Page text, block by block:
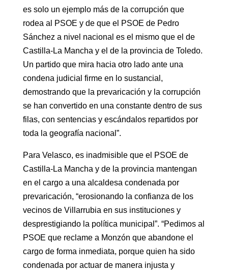
es solo un ejemplo más de la corrupción que
rodea al PSOE y de que el PSOE de Pedro
Sánchez a nivel nacional es el mismo que el de
Castilla-La Mancha y el de la provincia de Toledo.
Un partido que mira hacia otro lado ante una
condena judicial firme en lo sustancial,
demostrando que la prevaricación y la corrupción
se han convertido en una constante dentro de sus
filas, con sentencias y escándalos repartidos por
toda la geografía nacional”.
Para Velasco, es inadmisible que el PSOE de
Castilla-La Mancha y de la provincia mantengan
en el cargo a una alcaldesa condenada por
prevaricación, “erosionando la confianza de los
vecinos de Villarrubia en sus instituciones y
desprestigiando la política municipal”. “Pedimos al
PSOE que reclame a Monzón que abandone el
cargo de forma inmediata, porque quien ha sido
condenada por actuar de manera injusta y